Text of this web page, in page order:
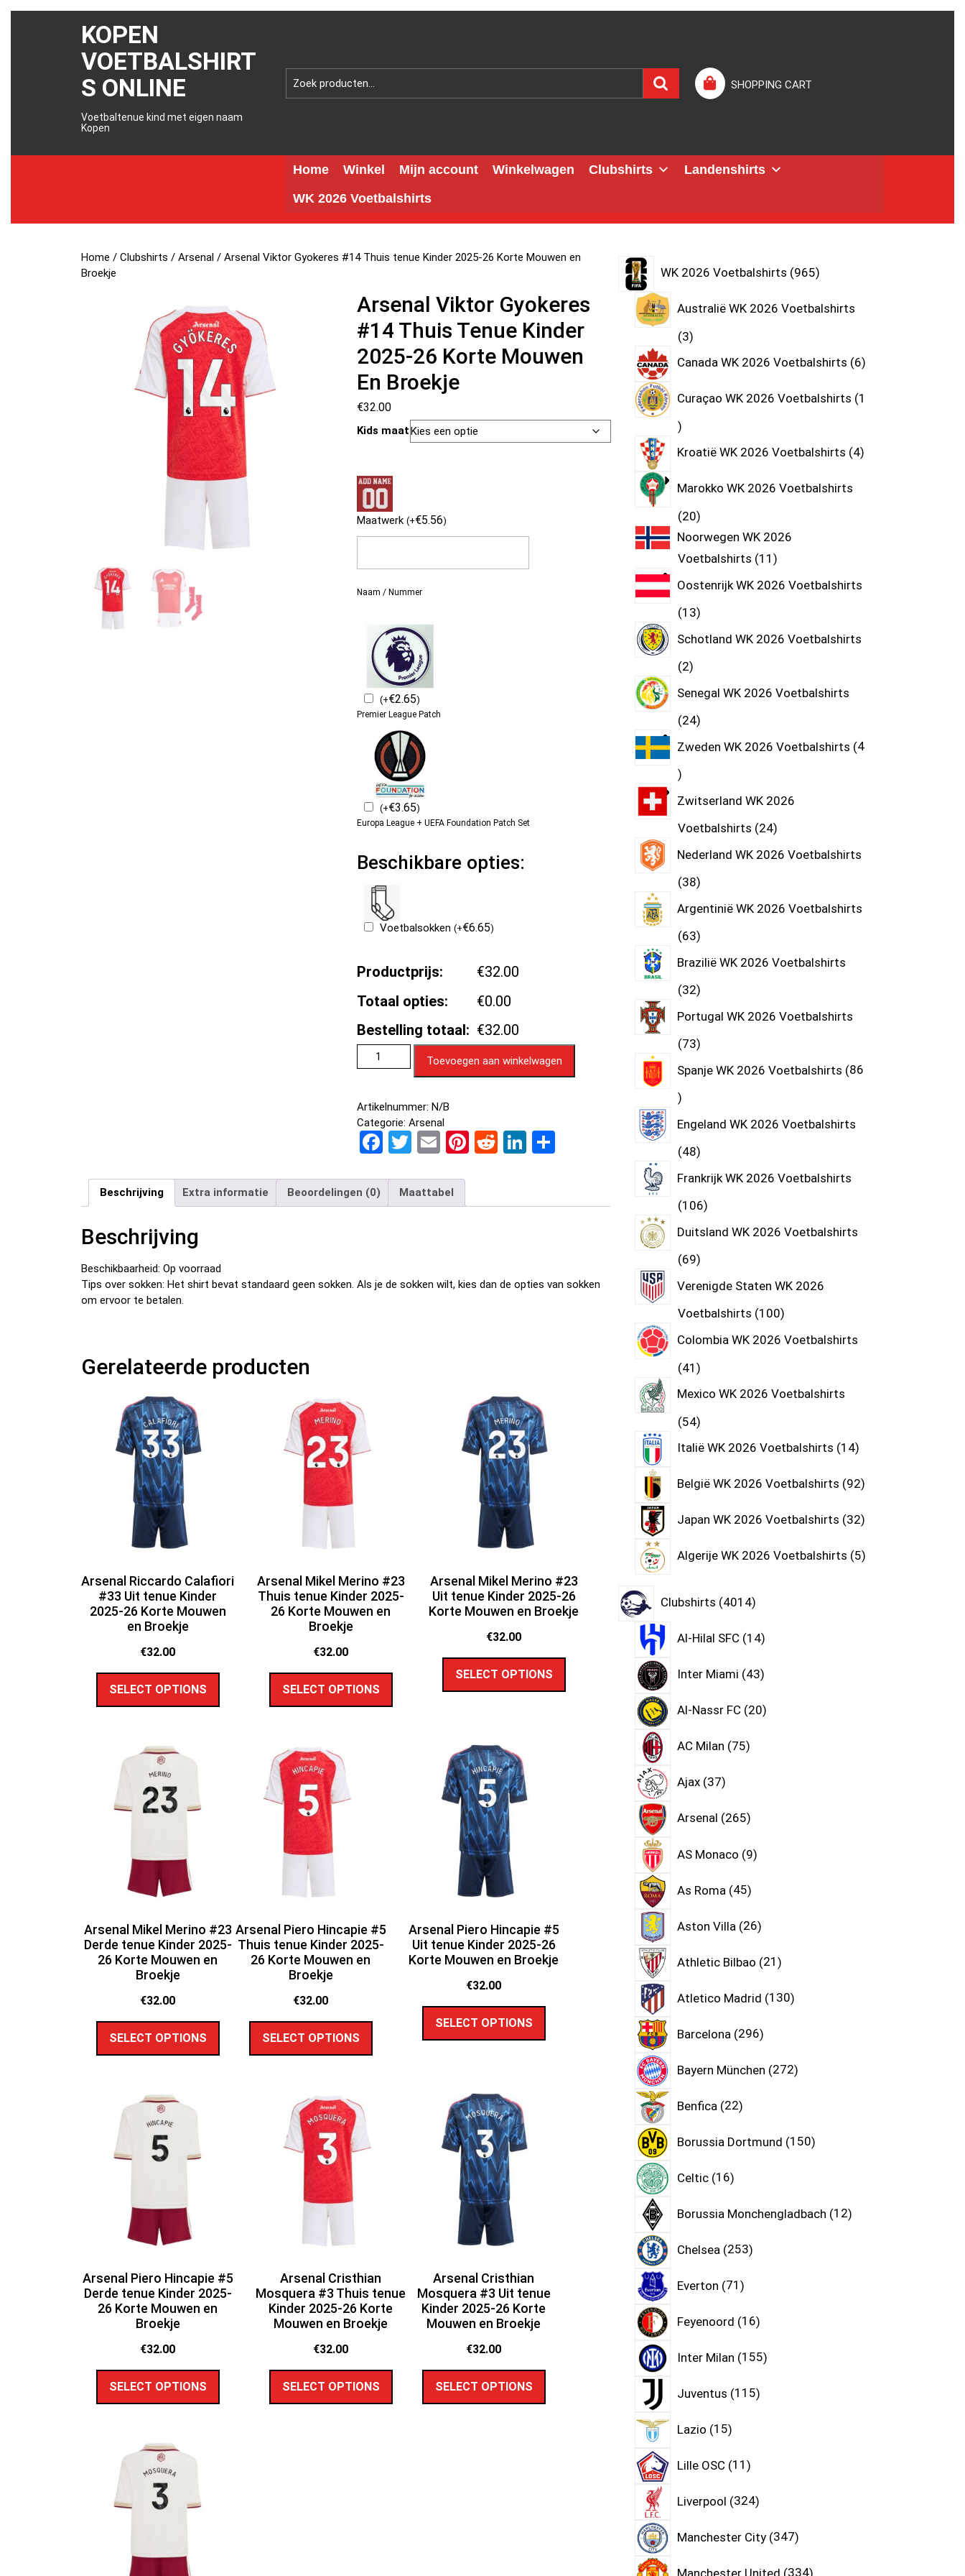
KOPEN
VOETBALSHIRT
S ONLINE
Voetbaltenue kind met eigen naam
Kopen
SHOPPING CART
Home Winkel Mijn account Winkelwagen Clubshirts
Landenshirts
WK 2026 Voetbalshirts
Home /Clubshirts /Arsenal / Arsenal Viktor Gyokeres #14 Thuis tenue Kinder 2025-26 Korte Mouwen en
Broekje
Arsenal Viktor Gyokeres
#14 Thuis Tenue Kinder
2025-26 Korte Mouwen
En Broekje
€32.00
Kids maat
Maatwerk (+€5.56)
Naam / Nummer
(+€2.65)
Premier League Patch
(+€3.65)
Europa League + UEFA Foundation Patch Set
Beschikbare opties:
Voetbalsokken (+€6.65)
Productprijs:
€32.00
Totaal opties:
€0.00
Bestelling totaal: €32.00
Toevoegen aan winkelwagen
Artikelnummer: N/B
Categorie: Arsenal
F
ce
b
k
T
tt
er
E
ail
Pi
es
R
di
Li
dI
D
n
Beschrijving Extra informatie Beoordelingen (0) Maattabel
Beschrijving
Beschikbaarheid: Op voorraad
Tips over sokken: Het shirt bevat standaard geen sokken. Als je de sokken wilt, kies dan de opties van sokken
om ervoor te betalen.
Gerelateerde producten
Arsenal Riccardo Calafiori
#33 Uit tenue Kinder
2025-26 Korte Mouwen
en Broekje
€32.00
SELECT OPTIONS
Arsenal Mikel Merino #23
Thuis tenue Kinder 2025-
26 Korte Mouwen en
Broekje
€32.00
SELECT OPTIONS
Arsenal Mikel Merino #23
Uit tenue Kinder 2025-26
Korte Mouwen en Broekje
€32.00
SELECT OPTIONS
Arsenal Mikel Merino #23
Derde tenue Kinder 2025-
26 Korte Mouwen en
Broekje
€32.00
SELECT OPTIONS
Arsenal Piero Hincapie #5
Thuis tenue Kinder 2025-
26 Korte Mouwen en
Broekje
€32.00
SELECT OPTIONS
Arsenal Piero Hincapie #5
Uit tenue Kinder 2025-26
Korte Mouwen en Broekje
€32.00
SELECT OPTIONS
Arsenal Piero Hincapie #5
Derde tenue Kinder 2025-
26 Korte Mouwen en
Broekje
€32.00
SELECT OPTIONS
Arsenal Cristhian
Mosquera #3 Thuis tenue
Kinder 2025-26 Korte
Mouwen en Broekje
€32.00
SELECT OPTIONS
Arsenal Cristhian
Mosquera #3 Uit tenue
Kinder 2025-26 Korte
Mouwen en Broekje
€32.00
SELECT OPTIONS
WK 2026 Voetbalshirts 965
Australië WK 2026 Voetbalshirts
3
Canada WK 2026 Voetbalshirts 6
Curaçao WK 2026 Voetbalshirts 1
Kroatië WK 2026 Voetbalshirts 4
Marokko WK 2026 Voetbalshirts
20
Noorwegen WK 2026
Voetbalshirts 11
Oostenrijk WK 2026 Voetbalshirts
13
Schotland WK 2026 Voetbalshirts
2
Senegal WK 2026 Voetbalshirts
24
Zweden WK 2026 Voetbalshirts 4
Zwitserland WK 2026
Voetbalshirts 24
Nederland WK 2026 Voetbalshirts
38
Argentinië WK 2026 Voetbalshirts
63
Brazilië WK 2026 Voetbalshirts
32
Portugal WK 2026 Voetbalshirts
73
Spanje WK 2026 Voetbalshirts 86
Engeland WK 2026 Voetbalshirts
48
Frankrijk WK 2026 Voetbalshirts
106
Duitsland WK 2026 Voetbalshirts
69
Verenigde Staten WK 2026
Voetbalshirts 100
Colombia WK 2026 Voetbalshirts
41
Mexico WK 2026 Voetbalshirts
54
Italië WK 2026 Voetbalshirts 14
België WK 2026 Voetbalshirts 92
Japan WK 2026 Voetbalshirts 32
Algerije WK 2026 Voetbalshirts 5
Clubshirts 4014
Al-Hilal SFC 14
Inter Miami 43
Al-Nassr FC 20
AC Milan 75
Ajax 37
Arsenal 265
AS Monaco 9
As Roma 45
Aston Villa 26
Athletic Bilbao 21
Atletico Madrid 130
Barcelona 296
Bayern München 272
Benfica 22
Borussia Dortmund 150
Celtic 16
Borussia Monchengladbach 12
Chelsea 253
Everton 71
Feyenoord 16
Inter Milan 155
Juventus 115
Lazio 15
Lille OSC 11
Liverpool 324
Manchester City 347
Manchester United 334